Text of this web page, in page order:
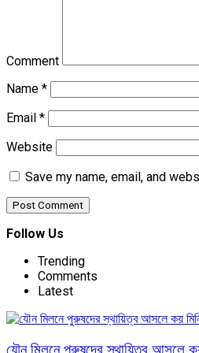
Comment
Name *
Email *
Website
Save my name, email, and
Follow Us
Trending
Comments
Latest